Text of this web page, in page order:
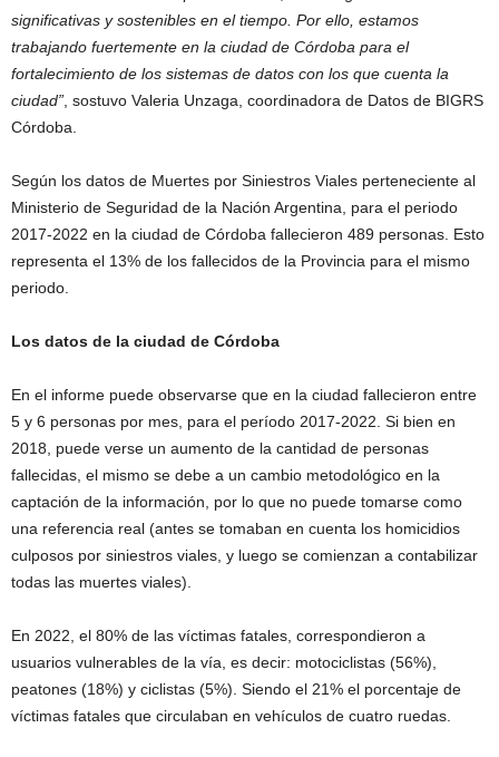
significativas y sostenibles en el tiempo. Por ello, estamos
trabajando fuertemente en la ciudad de Córdoba para el
fortalecimiento de los sistemas de datos con los que cuenta la
ciudad”, sostuvo Valeria Unzaga, coordinadora de Datos de BIGRS
Córdoba.
Según los datos de Muertes por Siniestros Viales perteneciente al
Ministerio de Seguridad de la Nación Argentina, para el periodo
2017-2022 en la ciudad de Córdoba fallecieron 489 personas. Esto
representa el 13% de los fallecidos de la Provincia para el mismo
periodo.
Los datos de la ciudad de Córdoba
En el informe puede observarse que en la ciudad fallecieron entre
5 y 6 personas por mes, para el período 2017-2022. Si bien en
2018, puede verse un aumento de la cantidad de personas
fallecidas, el mismo se debe a un cambio metodológico en la
captación de la información, por lo que no puede tomarse como
una referencia real (antes se tomaban en cuenta los homicidios
culposos por siniestros viales, y luego se comienzan a contabilizar
todas las muertes viales).
En 2022, el 80% de las víctimas fatales, correspondieron a
usuarios vulnerables de la vía, es decir: motociclistas (56%),
peatones (18%) y ciclistas (5%). Siendo el 21% el porcentaje de
víctimas fatales que circulaban en vehículos de cuatro ruedas.